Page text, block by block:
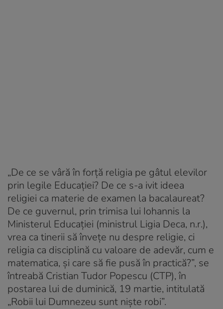
„De ce se vâră în forță religia pe gâtul elevilor
prin legile Educației? De ce s-a ivit ideea
religiei ca materie de examen la bacalaureat?
De ce guvernul, prin trimisa lui Iohannis la
Ministerul Educației (ministrul Ligia Deca, n.r.),
vrea ca tinerii să învețe nu despre religie, ci
religia ca disciplină cu valoare de adevăr, cum e
matematica, și care să fie pusă în practică?”, se
întreabă Cristian Tudor Popescu (CTP), în
postarea lui de duminică, 19 martie, intitulată
„Robii lui Dumnezeu sunt niște robi”.